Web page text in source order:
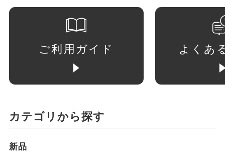
ご利用ガイド よくあ
カテゴリから探す
新品